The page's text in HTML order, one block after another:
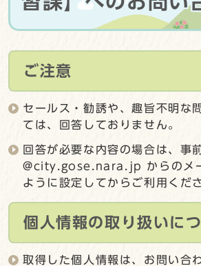
ご注意
セールス・勧誘や、趣旨不明な
ては、回答しておりません。
回答が必要な内容の場合は、事
@city.gose.nara.jp からのメ
ように設定してからご利用くだ
個人情報の取り扱いに
取得した個人情報は、お問い合